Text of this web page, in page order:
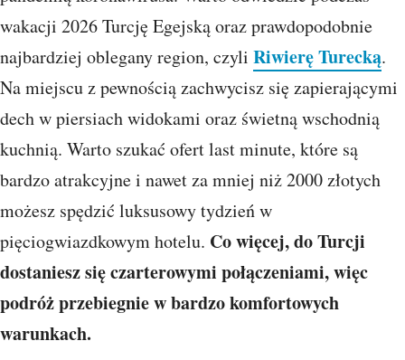
wakacji 2026 Turcję Egejską oraz prawdopodobnie
najbardziej oblegany region, czyli Riwierę Turecką.
Na miejscu z pewnością zachwycisz się zapierającymi
dech w piersiach widokami oraz świetną wschodnią
kuchnią. Warto szukać ofert last minute, które są
bardzo atrakcyjne i nawet za mniej niż 2000 złotych
możesz spędzić luksusowy tydzień w
pięciogwiazdkowym hotelu. Co więcej, do Turcji
dostaniesz się czarterowymi połączeniami, więc
podróż przebiegnie w bardzo komfortowych
warunkach.